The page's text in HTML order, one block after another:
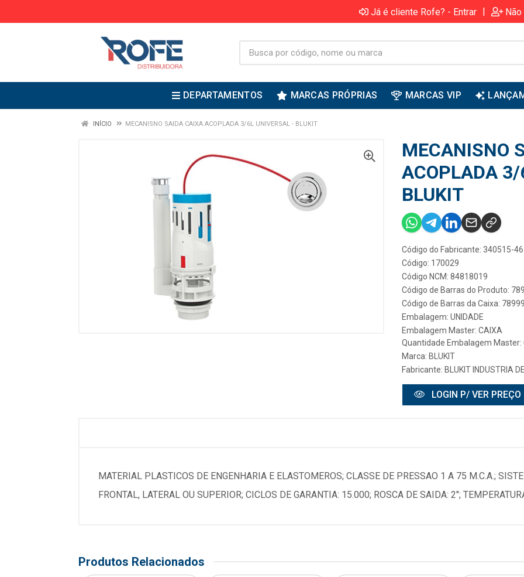
Já é cliente Rofe? - Entrar |
DEPARTAMENTOS MARCAS PRÓPRIAS MARCAS VIP
INÍCIO MECANISNO SAIDA CAIXA ACOPLADA 3/6L UNIVERSAL - BLUKIT
MECANISNO
ACOPLADA
BLUKIT
Código do Fabricante: 340515-46
Código: 170029
Código NCM: 84818019
Código de Barras do Produto:
Código de Barras da Caixa:
Embalagem: UNIDADE
Embalagem Master: CAIXA
Quantidade Embalagem Master:
Marca: BLUKIT
Fabricante: BLUKIT INDUSTRIA
LOGIN P/ VER PREÇO
MATERIAL PLASTICOS DE ENGENHARIA E ELASTOMEROS; CLASSE DE PRESSAO 1 A 75 M.C.A.;
FRONTAL, LATERAL OU SUPERIOR; CICLOS DE GARANTIA: 15.000; ROSCA DE SAIDA: 2";
Produtos Relacionados